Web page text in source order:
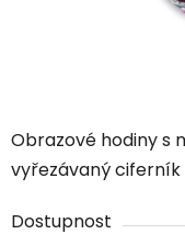
Obrazové hodiny s
vyřezávaný ciferník
Dostupnost